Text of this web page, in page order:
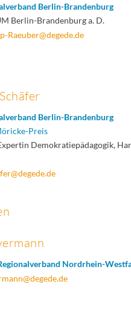
Berlin-Brandenburg
Berlin-Brandenburg a. D.
Raeuber@degede.de
Berlin-Brandenburg
Preis
Demokratiepädagogik,
Nordrhein-